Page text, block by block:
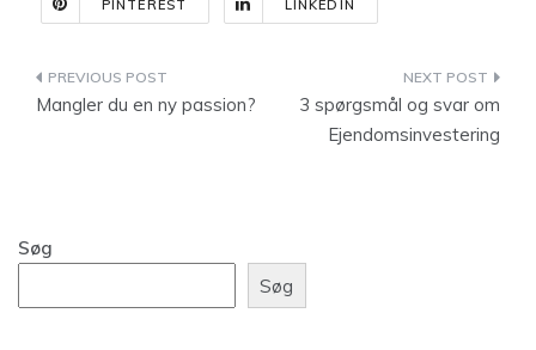
PINTEREST LINKEDIN
Indlægsnavigation
Mangler du en ny passion?
3 spørgsmål og svar om
Ejendomsinvestering
Søg
Søg